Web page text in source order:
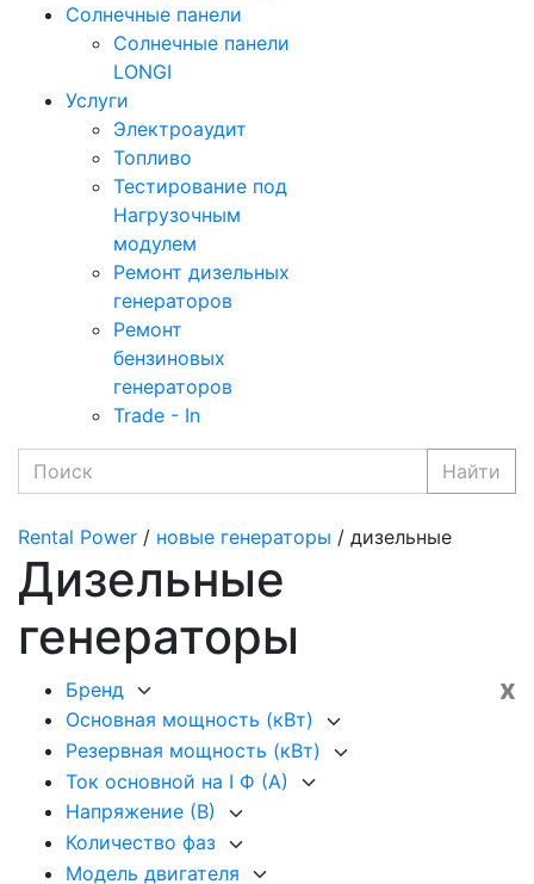
Солнечные панели
Солнечные панели
LONGI
Услуги
Электроаудит
Топливо
Тестирование под
Нагрузочным
модулем
Ремонт дизельных
генераторов
Ремонт
бензиновых
генераторов
Trade - In
Найти
Rental Power / новые генераторы / дизельные
Дизельные
генераторы
x
Бренд
Основная мощность (кВт)
Резервная мощность (кВт)
Ток основной на I Ф (А)
Напряжение (В)
Количество фаз
Модель двигателя